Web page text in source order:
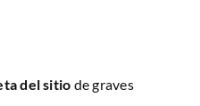
del sitio de graves